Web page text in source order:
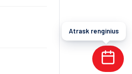
Atrask renginius